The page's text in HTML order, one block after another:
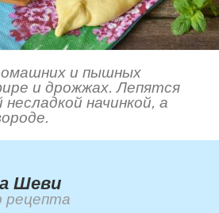
и пышных
и дрожжах. Лепятся
начинкой, а
Шеви
рецепта